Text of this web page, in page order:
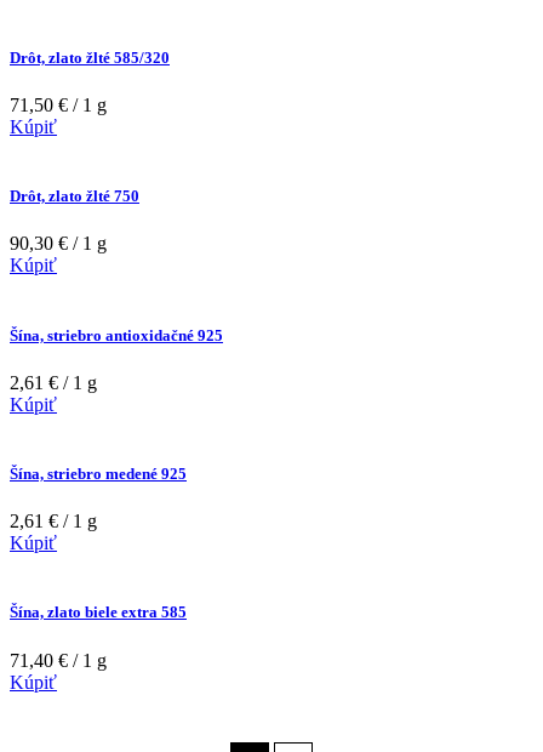
Drôt, zlato žlté 585/320
71,50 € / 1 g
Kúpiť
Drôt, zlato žlté 750
90,30 € / 1 g
Kúpiť
Šína, striebro antioxidačné 925
2,61 € / 1 g
Kúpiť
Šína, striebro medené 925
2,61 € / 1 g
Kúpiť
Šína, zlato biele extra 585
71,40 € / 1 g
Kúpiť